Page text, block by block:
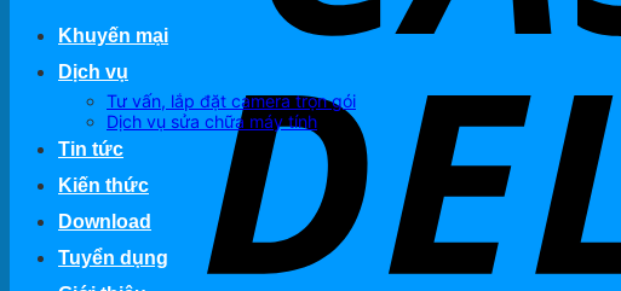
Khuyến mại
Dịch vụ
Tư vấn, lắp đặt camera trọn gói
Dịch vụ sửa chữa máy tính
Tin tức
Kiến thức
Download
Tuyển dụng